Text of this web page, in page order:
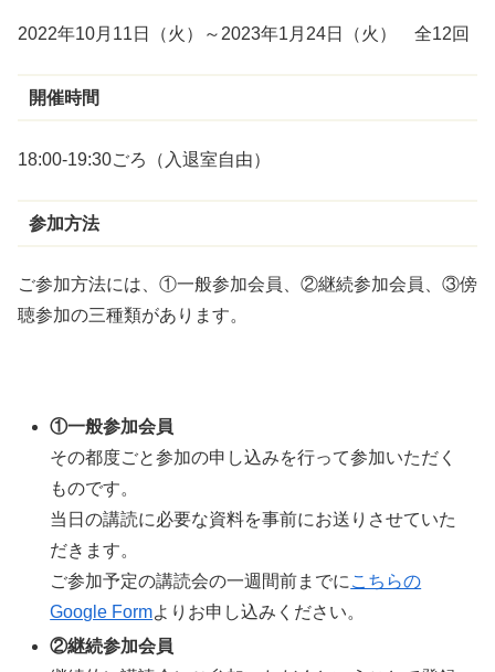
2022年10月11日（火）～2023年1月24日（火） 全12回
開催時間
18:00-19:30ごろ（入退室自由）
参加方法
ご参加方法には、①一般参加会員、②継続参加会員、③傍
聴参加の三種類があります。
①一般参加会員
その都度ごと参加の申し込みを行って参加いただく
ものです。
当日の講読に必要な資料を事前にお送りさせていた
だきます。
ご参加予定の講読会の一週間前までに こちらの
Google Formよりお申し込みください。
②継続参加会員